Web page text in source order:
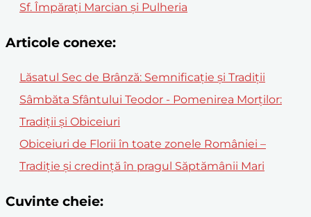
Sf. Împăraţi Marcian şi Pulheria
Articole conexe:
Lăsatul Sec de Brânză: Semnificație și Tradiții
Sâmbăta Sfântului Teodor - Pomenirea Morților:
Tradiții și Obiceiuri
Obiceiuri de Florii în toate zonele României –
Tradiție și credință în pragul Săptămânii Mari
Cuvinte cheie: